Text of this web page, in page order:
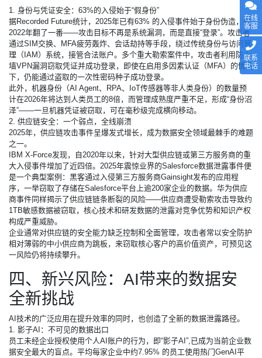
1. 身份与凭证安全：63%的入侵始于“假身份”
据Recorded Future统计，2025年已有63% 的入侵事件始于身份伪造，较
2022年翻了一番——攻击目标不再是系统漏洞，而是直接“登录”。攻击者
通过SIM交换、MFA疲劳轰炸、会话劫持等手段，绕过传统身份与访问管
理（IAM）系统，接管合法账户。多个重大勒索案件中，攻击者利用防火
墙VPN漏洞窃取凭证并成功登录，即使在启用多因素认证（MFA）的情况
下，仍能通过盗取的一次性密码种子成功登录。
此外，机器身份（AI Agent、RPA、IoT传感器等非人类身份）的数量预
计在2026年将达到人类员工的8倍，而管理成熟度严重不足，形成“身份沼
泽”——一旦机器凭证被窃取，可在毫秒级完成横向移动。
2. 供应链安全：一个弱点，全线崩溃
2025年，供应链攻击事件呈爆发式增长，成为数据安全领域最棘手的难题
之一。
IBM X-Force发现，自2020年以来，针对大型供应链或第三方服务商的重
大入侵事件增加了近四倍。2025年震惊业界的Salesforce数据泄露事件便
是一个典型案例：黑客通过入侵第三方服务商Gainsight发布的应用程
序，一举窃取了存储在Salesforce平台上逾200家企业的数据。华为供应
商事件同样揭示了供应链链条断裂的风险——供应商遭受勒索攻击导致约
1TB敏感数据被窃取，核心技术和研发数据的泄露对竞争优势和知识产权
构成严重威胁。
企业通常对供应链的安全能力缺乏控制和全面管理，攻击者常以安全防护
相对薄弱的中小供应商为跳板，来窃取核心客户的高价值资产，可预见这
一风险仍将持续攀升。
四、新兴风险：AI带来的数据安
全新挑战
AI技术的广泛应用在提升效率的同时，也创造了全新的数据泄露路径。
1. 影子AI：不可见的数据出口
员工未经企业授权使用个人AI账户的行为，即“影子AI”,已成为当前企业数
据安全最大的盲点。平均每家企业中约7.95% 的员工使用热门GenAI平
在线
客服
联系
电话